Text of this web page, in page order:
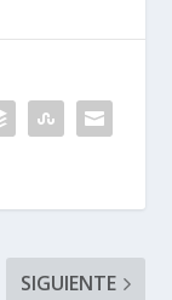
SIGUIENTE